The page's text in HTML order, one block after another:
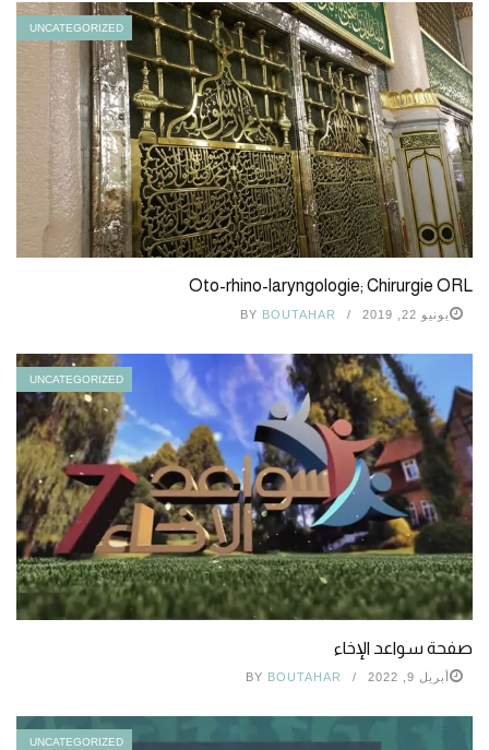
UNCATEGORIZED
Oto-rhino-laryngologie; Chirurgie ORL
يونيو 22, 2019 BY BOUTAHAR
UNCATEGORIZED
صفحة سواعد الإخاء
أبريل 9, 2022 BY BOUTAHAR
UNCATEGORIZED